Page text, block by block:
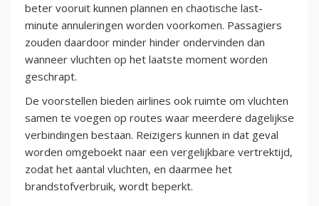
beter vooruit kunnen plannen en chaotische last-
minute annuleringen worden voorkomen. Passagiers
zouden daardoor minder hinder ondervinden dan
wanneer vluchten op het laatste moment worden
geschrapt.
De voorstellen bieden airlines ook ruimte om vluchten
samen te voegen op routes waar meerdere dagelijkse
verbindingen bestaan. Reizigers kunnen in dat geval
worden omgeboekt naar een vergelijkbare vertrektijd,
zodat het aantal vluchten, en daarmee het
brandstofverbruik, wordt beperkt.